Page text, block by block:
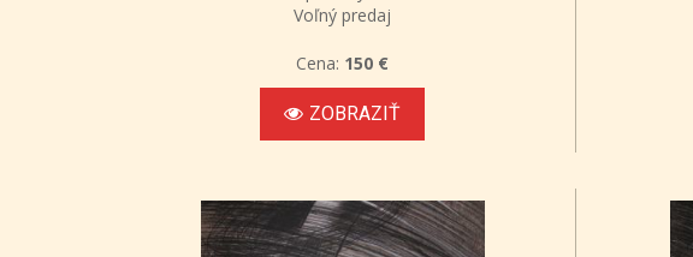
Voľný predaj
Cena: 150 €
ZOBRAZIŤ